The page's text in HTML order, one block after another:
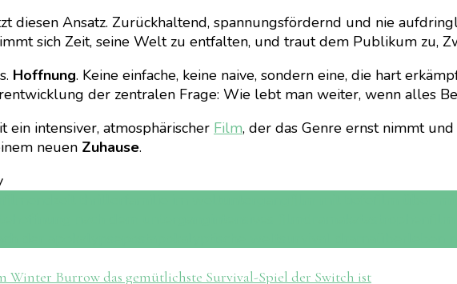
diesen Ansatz. Zurückhaltend, spannungsfördernd und nie
sich Zeit, seine Welt zu entfalten, und traut dem Publikum zu,
Hoffnung. Keine einfache, keine naive, sondern eine, die hart
der zentralen Frage: Wie lebt man weiter, wenn alles
ein intensiver, atmosphärischer Film, der das Genre ernst nimmt
neuen Zuhause.
Winter Burrow das gemütlichste Survival-Spiel der Switch ist